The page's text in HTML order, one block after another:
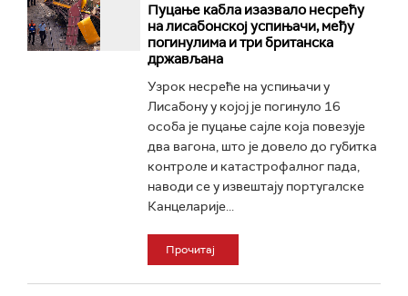
Пуцање кабла изазвало несрећу
на лисабонској успињачи, међу
погинулима и три британска
држављана
Узрок несреће на успињачи у
Лисабону у којој је погинуло 16
особа је пуцање сајле која повезује
два вагона, што је довело до губитка
контроле и катастрофалног пада,
наводи се у извештају португалске
Канцеларије...
Прочитај